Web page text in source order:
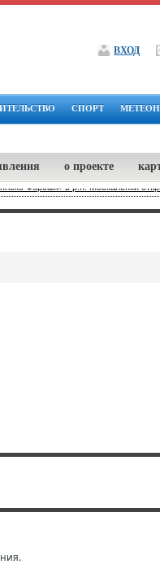
ВХОД
СПОРТ
о проекте
Форсаж» в р.п. Москаленки